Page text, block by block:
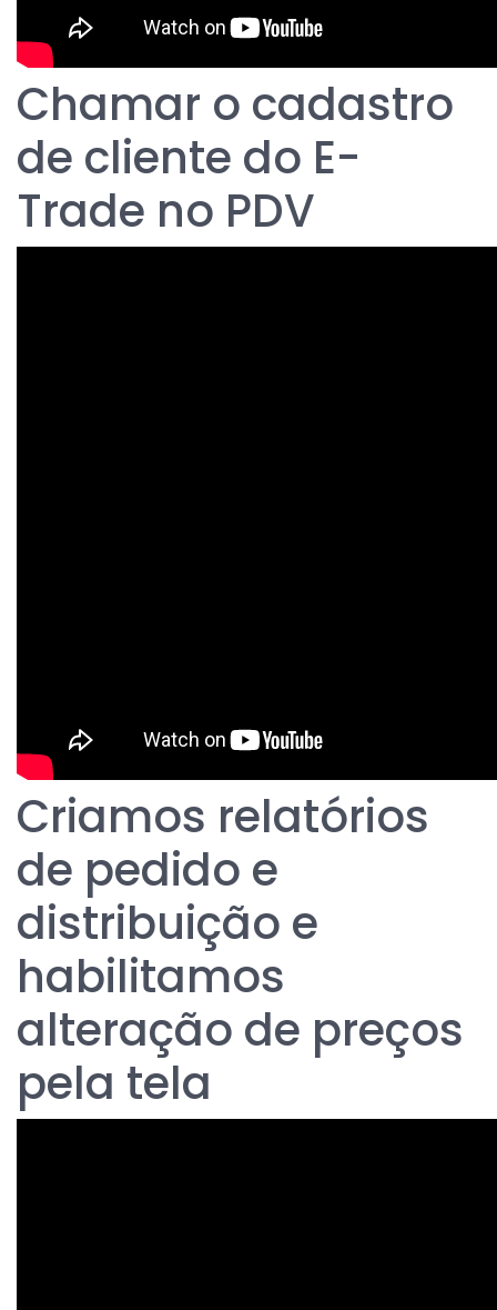
Chamar o cadastro
de cliente do E-
Trade no PDV
Criamos relatórios
de pedido e
distribuição e
habilitamos
alteração de preços
pela tela